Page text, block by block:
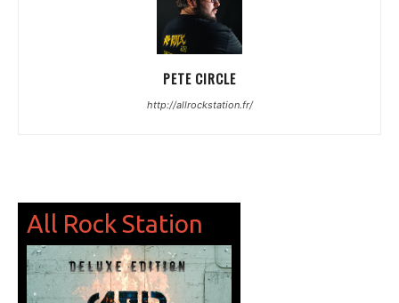
PETE CIRCLE
http://allrockstation.fr/